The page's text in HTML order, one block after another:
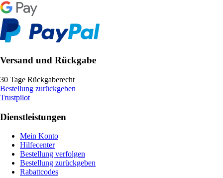
Versand und Rückgabe
30 Tage Rückgaberecht
Bestellung zurückgeben
Trustpilot
Dienstleistungen
Mein Konto
Hilfecenter
Bestellung verfolgen
Bestellung zurückgeben
Rabattcodes